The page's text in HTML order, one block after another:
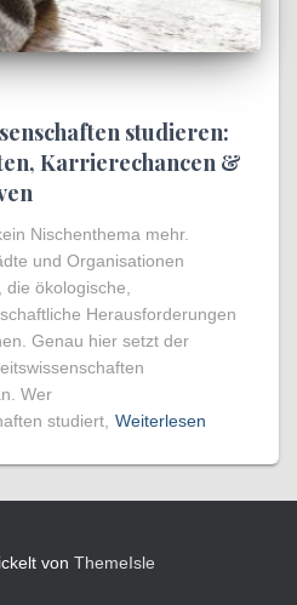
studieren:
Karrierechancen &
Nischenthema mehr.
und Organisationen
ökologische,
Herausforderungen
Genau hier setzt der
Wer
studiert, Weiterlesen
von ThemeIsle